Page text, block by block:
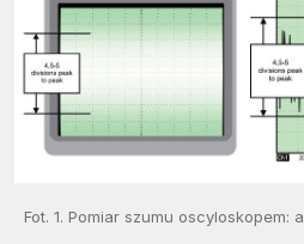
Fot. 1. Pomiar szumu